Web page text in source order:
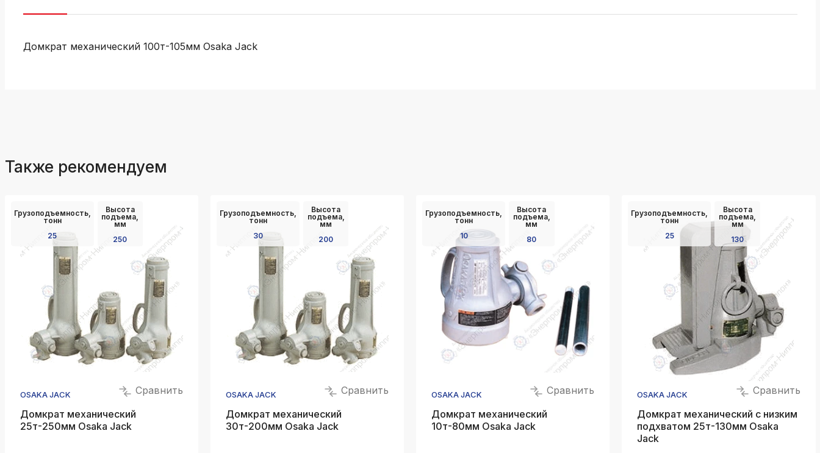
Домкрат механический 100т-105мм Osaka Jack
Также рекомендуем
Грузоподъемность,
тонн
25
Высота
подъема,
мм
250
OSAKA JACK
Сравнить
Домкрат механический
25т-250мм Osaka Jack
Грузоподъемность,
тонн
30
Высота
подъема,
мм
200
OSAKA JACK
Сравнить
Домкрат механический
30т-200мм Osaka Jack
Грузоподъемность,
тонн
10
Высота
подъема,
мм
80
OSAKA JACK
Сравнить
Домкрат механический
10т-80мм Osaka Jack
Грузоподъемность,
тонн
25
Высота
подъема,
мм
130
OSAKA JACK
Сравнить
Домкрат механический с низким
подхватом 25т-130мм Osaka
Jack